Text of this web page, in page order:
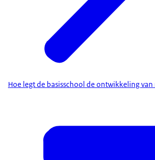
Hoe legt de basisschool de ontwikkeling